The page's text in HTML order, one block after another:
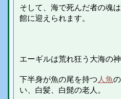
そして、海で死んだ者の魂
館に迎えられます。
エーギルは荒れ狂う大海の神
下半身が魚の尾を持つ人魚
い、白髪、白髭の老人。